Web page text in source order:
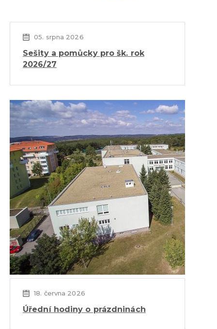
05. srpna 2026
Sešity a pomůcky pro šk. rok
2026/27
18. června 2026
Úřední hodiny o prázdninách